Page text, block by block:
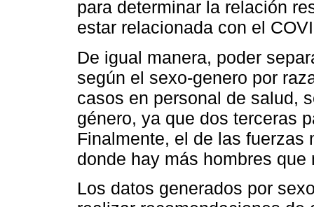
para determinar la relación
estar relacionada con el
De igual manera, poder
según el sexo-genero por
casos en personal de salud,
género, ya que dos terceras
Finalmente, el de las
donde hay más hombres que
Los datos generados por